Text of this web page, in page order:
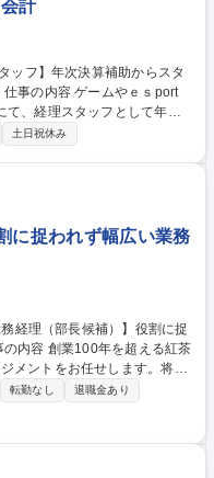
計
て、経理スタッフとして年次
種経理サポートを担当いただ
があればスタート可能。カヤ
グループ会社の数字に触れる
け、市場価値を高めることが
土日祝休み
に捉われず幅広い業務
メントをお任せします。将来
の推進など、バックオフィス
の効率化まで幅広くお任せい
と線を引くのではなく、会社
に関わり、実行に移せる面白
転勤なし
退職金あり